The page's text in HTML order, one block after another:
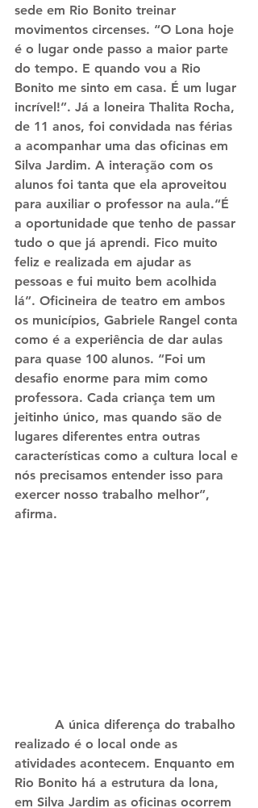
sede em Rio Bonito treinar
movimentos circenses. “O Lona hoje
é o lugar onde passo a maior parte
do tempo. E quando vou a Rio
Bonito me sinto em casa. É um lugar
incrível!”. Já a loneira Thalita Rocha,
de 11 anos, foi convidada nas férias
a acompanhar uma das oficinas em
Silva Jardim. A interação com os
alunos foi tanta que ela aproveitou
para auxiliar o professor na aula.“É
a oportunidade que tenho de passar
tudo o que já aprendi. Fico muito
feliz e realizada em ajudar as
pessoas e fui muito bem acolhida
lá”. Oficineira de teatro em ambos
os municípios, Gabriele Rangel conta
como é a experiência de dar aulas
para quase 100 alunos. “Foi um
desafio enorme para mim como
professora. Cada criança tem um
jeitinho único, mas quando são de
lugares diferentes entra outras
características como a cultura local e
nós precisamos entender isso para
exercer nosso trabalho melhor”,
afirma.
realizado é o local onde as
atividades acontecem. Enquanto em
Rio Bonito há a estrutura da lona,
em Silva Jardim as oficinas ocorrem